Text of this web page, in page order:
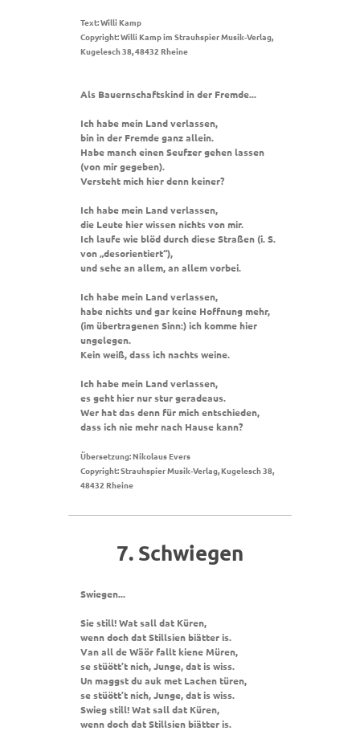
Text: Willi Kamp
Copyright: Willi Kamp im Strauhspier Musik-Verlag,
Kugelesch 38, 48432 Rheine
Als Bauernschaftskind in der Fremde...
Ich habe mein Land verlassen,
bin in der Fremde ganz allein.
Habe manch einen Seufzer gehen lassen
(von mir gegeben).
Versteht mich hier denn keiner?
Ich habe mein Land verlassen,
die Leute hier wissen nichts von mir.
Ich laufe wie blöd durch diese Straßen (i. S.
von „desorientiert“),
und sehe an allem, an allem vorbei.
Ich habe mein Land verlassen,
habe nichts und gar keine Hoffnung mehr,
(im übertragenen Sinn:) ich komme hier
ungelegen.
Kein weiß, dass ich nachts weine.
Ich habe mein Land verlassen,
es geht hier nur stur geradeaus.
Wer hat das denn für mich entschieden,
dass ich nie mehr nach Hause kann?
Übersetzung: Nikolaus Evers
Copyright: Strauhspier Musik-Verlag, Kugelesch 38,
48432 Rheine
7. Schwiegen
Swiegen...
Sie still! Wat sall dat Küren,
wenn doch dat Stillsien biätter is.
Van all de Wäör fallt kiene Müren,
se stüött’t nich, Junge, dat is wiss.
Un maggst du auk met Lachen türen,
se stüött’t nich, Junge, dat is wiss.
Swieg still! Wat sall dat Küren,
wenn doch dat Stillsien biätter is.